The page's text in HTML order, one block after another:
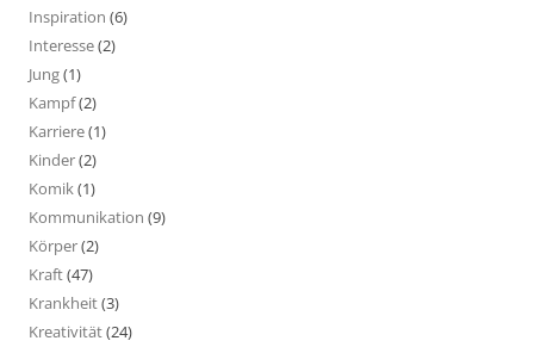
Inspiration (6)
Interesse(2)
Jung(1)
Kampf(2)
Karriere(1)
Kinder(2)
Komik(1)
Kommunikation (9)
Körper(2)
Kraft(47)
Krankheit(3)
Kreativität(24)